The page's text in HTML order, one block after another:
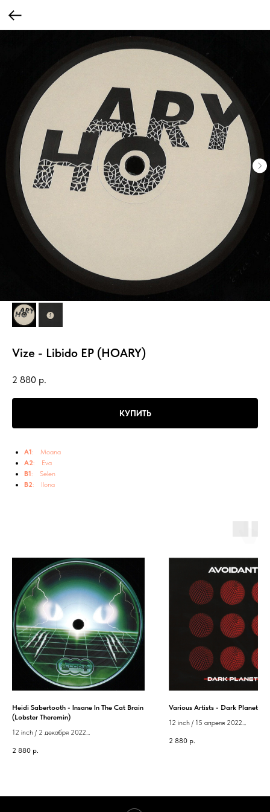
Vize - Libido EP (HOARY)
2 880 р.
КУПИТЬ
A1: Moana
A2: Eva
B1: Selen
B2: Ilona
Heidi Sabertooth - Insane In The Cat Brain
(Lobster Theremin)
12 inch / 2 декабря 2022
2 880 р.
Various Artists - Dark Planet
12 inch / 15 апреля 2022
2 880 р.